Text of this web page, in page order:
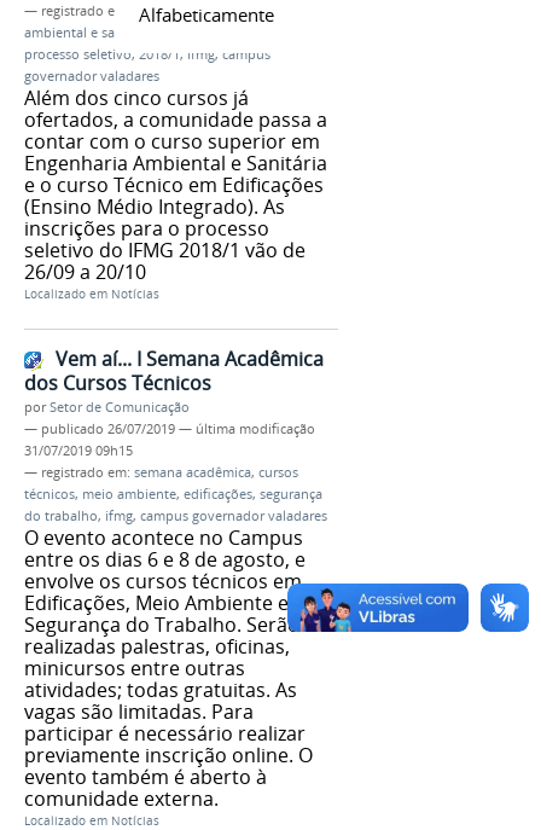
Alfabeticamente
— registrado em:
curso superior,engenharia
ambiental e sanitária
processo seletivo, 2018/1, ifmg, campus
governador valadares
Além dos cinco cursos já
ofertados, a comunidade passa a
contar com o curso superior em
Engenharia Ambiental e Sanitária
e o curso Técnico em Edificações
(Ensino Médio Integrado). As
inscrições para o processo
seletivo do IFMG 2018/1 vão de
26/09 a 20/10
Localizado em Notícias
Vem aí... I Semana Acadêmica
dos Cursos Técnicos
porSetor de Comunicação
— publicado 26/07/2019 — última modificação
31/07/2019 09h15
— registrado em: semana acadêmica, cursos
técnicos, meio ambiente, edificações, segurança
do trabalho, ifmg, campus governador valadares
O evento acontece no Campus
entre os dias 6 e 8 de agosto, e
envolve os cursos técnicos em
Edificações, Meio Ambiente e
Segurança do Trabalho. Serão
realizadas palestras, oficinas,
minicursos entre outras
atividades; todas gratuitas. As
vagas são limitadas. Para
participar é necessário realizar
previamente inscrição online. O
evento também é aberto à
comunidade externa.
Localizado em Notícias